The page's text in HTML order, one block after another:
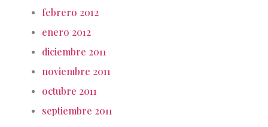
febrero 2012
enero 2012
diciembre 2011
noviembre 2011
octubre 2011
septiembre 2011